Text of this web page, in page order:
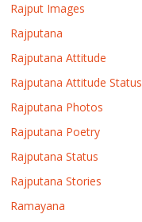
Rajput Images
Rajputana
Rajputana Attitude
Rajputana Attitude Status
Rajputana Photos
Rajputana Poetry
Rajputana Status
Rajputana Stories
Ramayana